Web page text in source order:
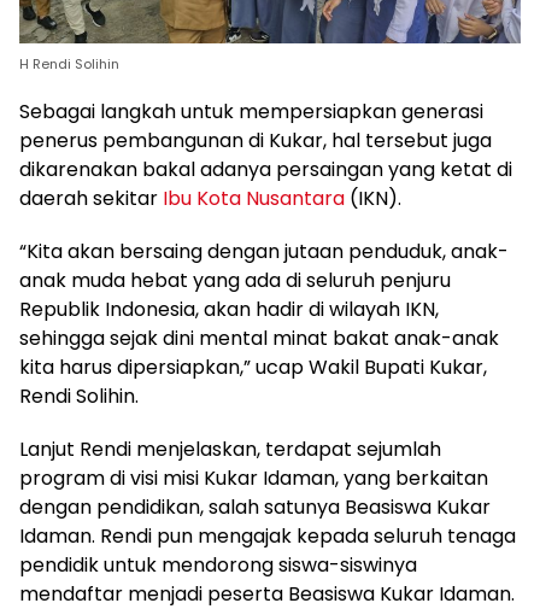
H Rendi Solihin
Sebagai langkah untuk mempersiapkan generasi
penerus pembangunan di Kukar, hal tersebut juga
dikarenakan bakal adanya persaingan yang ketat di
daerah sekitar Ibu Kota Nusantara (IKN).
“Kita akan bersaing dengan jutaan penduduk, anak-
anak muda hebat yang ada di seluruh penjuru
Republik Indonesia, akan hadir di wilayah IKN,
sehingga sejak dini mental minat bakat anak-anak
kita harus dipersiapkan,” ucap Wakil Bupati Kukar,
Rendi Solihin.
Lanjut Rendi menjelaskan, terdapat sejumlah
program di visi misi Kukar Idaman, yang berkaitan
dengan pendidikan, salah satunya Beasiswa Kukar
Idaman. Rendi pun mengajak kepada seluruh tenaga
pendidik untuk mendorong siswa-siswinya
mendaftar menjadi peserta Beasiswa Kukar Idaman.